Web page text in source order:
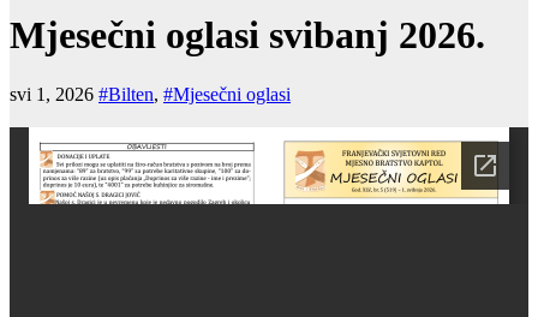
Mjesečni oglasi svibanj 2026.
svi 1, 2026 #Bilten, #Mjesečni oglasi